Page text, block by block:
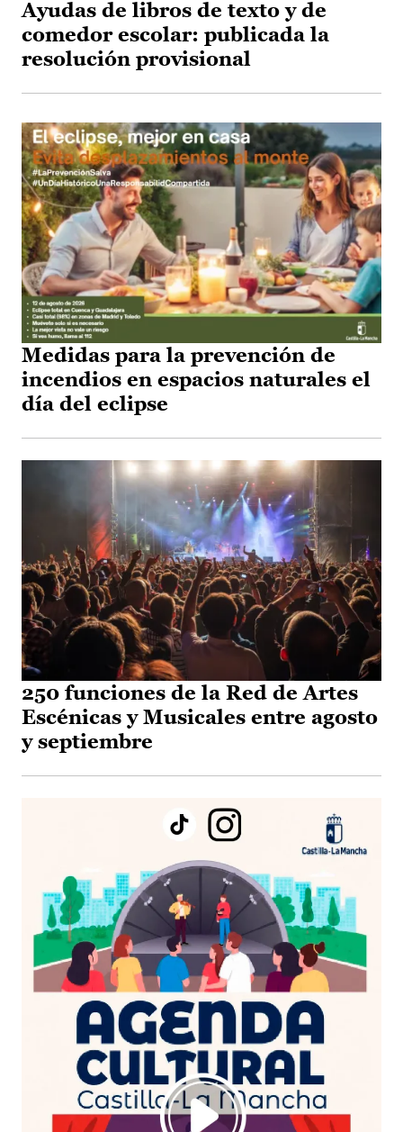
Ayudas de libros de texto y de
comedor escolar: publicada la
resolución provisional
Medidas para la prevención de
incendios en espacios naturales el
día del eclipse
250 funciones de la Red de Artes
Escénicas y Musicales entre agosto
y septiembre